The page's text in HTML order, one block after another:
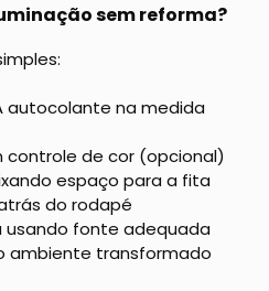
sem reforma?
autocolante na medida
controle de cor (opcional)
espaço para a fita
do rodapé
usando fonte adequada
ambiente transformado